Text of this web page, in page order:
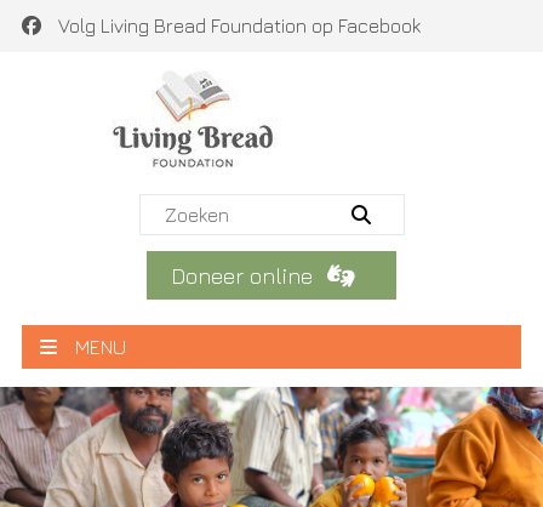
Volg Living Bread Foundation op Facebook
Doneer online
MENU